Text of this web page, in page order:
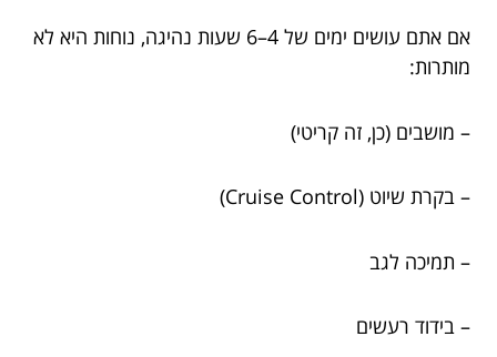
אם אתם עושים ימים של 4–6 שעות נהיגה, נוחות היא לא
מותרות:
– מושבים (כן, זה קריטי)
– בקרת שיוט (Cruise Control)
– תמיכה לגב
– בידוד רעשים